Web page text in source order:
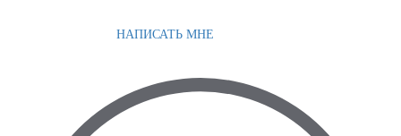
НАПИСАТЬ МНЕ